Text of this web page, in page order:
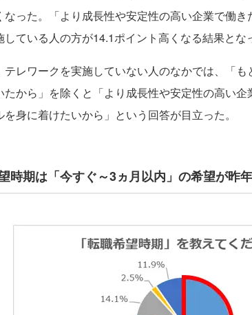
なった。「より成長性や安定性の高い企業で働
している人の方が14.1ポイント高くなる結果とな
レワークを実施していない人のなかでは、「も
たから」を除くと「より成長性や安定性の高い
を身に着けたいから」という回答が目立った。
時期は「今すぐ～3ヵ月以内」の希望が昨